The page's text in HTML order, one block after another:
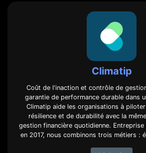
Climatip
Coût de l'inaction et contrôle de
garantie de performance durable dans
Climatip aide les organisations à
résilience et de durabilité avec la
gestion financière quotidienne. Entreprise
en 2017, nous combinons trois métiers :